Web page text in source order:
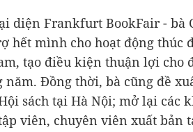
diện Frankfurt BookFair - bà
hết mình cho hoạt động thúc
tạo điều kiện thuận lợi cho
năm. Đồng thời, bà cũng đề
sách tại Hà Nội; mở lại các
viên, chuyên viên xuất bản